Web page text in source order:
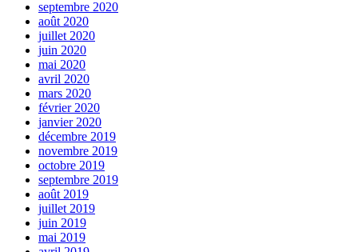
septembre 2020
août 2020
juillet 2020
juin 2020
mai 2020
avril 2020
mars 2020
février 2020
janvier 2020
décembre 2019
novembre 2019
octobre 2019
septembre 2019
août 2019
juillet 2019
juin 2019
mai 2019